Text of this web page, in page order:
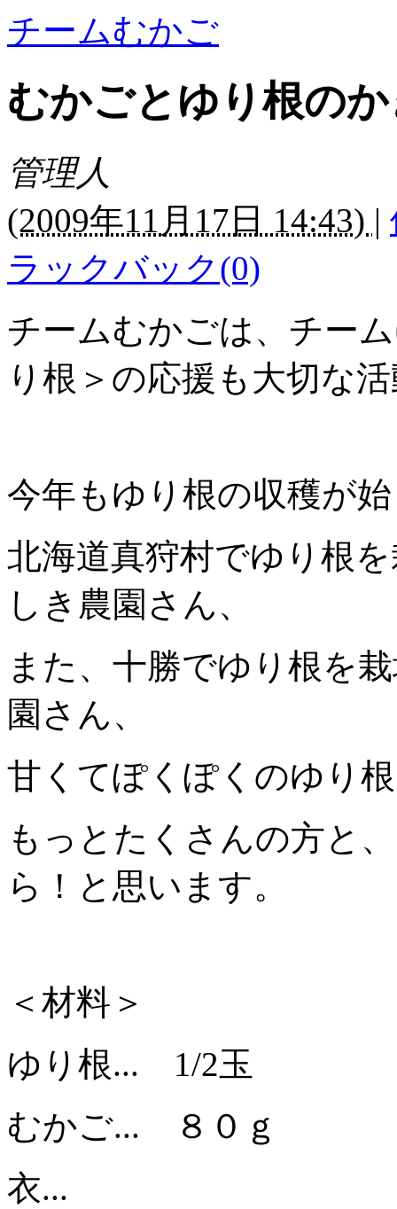
チームむかご
むかごとゆり根の
管理人
(2009年11月17日 14:43) |
ラックバック(0)
チームむかごは、チー
り根＞の応援も大切な
今年もゆり根の収穫が
北海道真狩村でゆり根
しき農園さん、
また、十勝でゆり根を
園さん、
甘くてぽくぽくのゆり
もっとたくさんの方と
ら！と思います。
＜材料＞
ゆり根... 1/2玉
むかご... ８０ｇ
衣...